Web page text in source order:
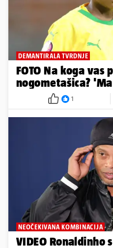
DEMANTIRALA TVRDNJE
FOTO Na koga vas
nogometašica?
1
NEOČEKIVANA KOMBINACIJA
VIDEO Ronaldinho